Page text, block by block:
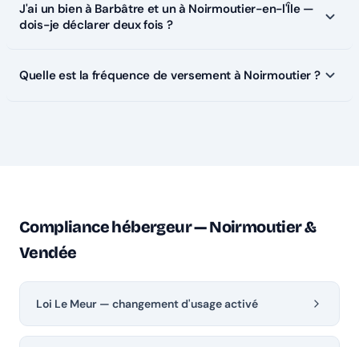
J'ai un bien à Barbâtre et un à Noirmoutier-en-l'Île —
dois-je déclarer deux fois ?
Quelle est la fréquence de versement à Noirmoutier ?
Compliance hébergeur — Noirmoutier &
Vendée
Loi Le Meur — changement d'usage activé